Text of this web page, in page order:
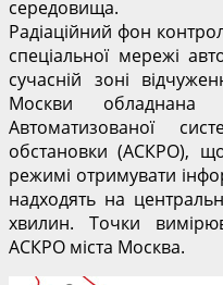
середовища.
Радіаційний фон
спеціальної мережі
сучасній зоні
Москви обладнана
Автоматизованої
обстановки (АСКРО),
режимі отримувати
надходять на
хвилин. Точки
АСКРО міста Москва.